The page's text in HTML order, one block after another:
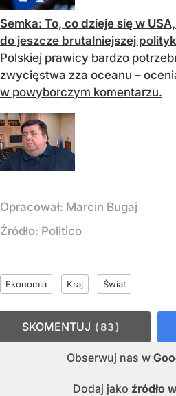
Semka: To, co dzieje się w
do jeszcze brutalniejszej
Polskiej prawicy bardzo
zwycięstwa zza oceanu –
w powyborczym komentarzu.
Opracował: Marcin Bugaj
Źródło: Politico
Ekonomia Kraj Świat
Obserwuj nas w
Dodaj jako źródło
SKOMENTUJ 83